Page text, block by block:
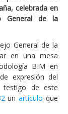
celebrada en
General de la
General de la
en una mesa
BIM en
expresión del
testigo de este
unartículo que